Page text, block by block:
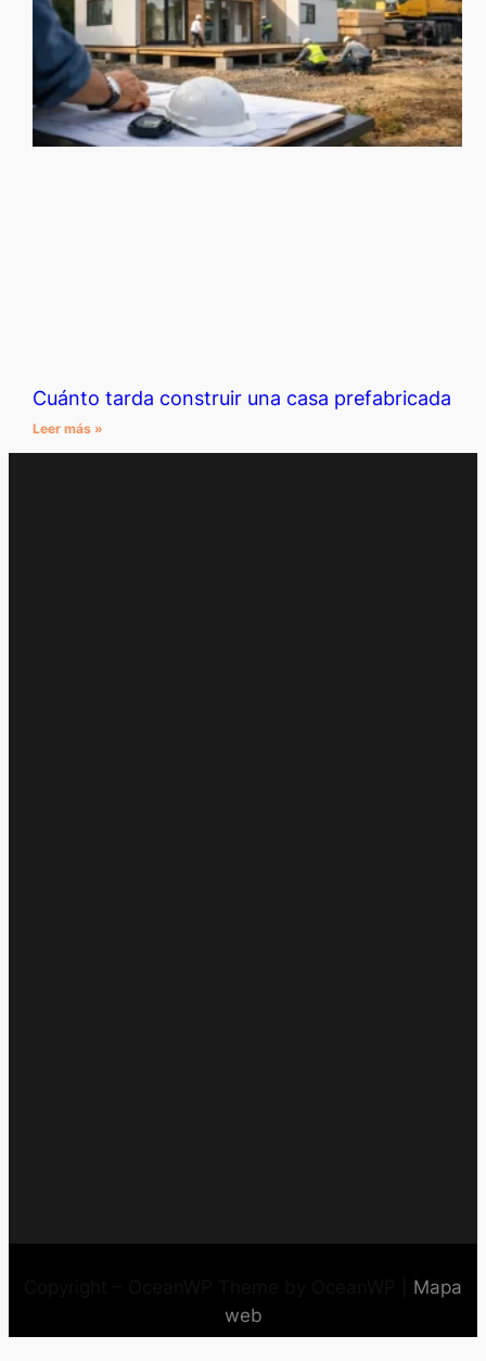
Cuánto tarda construir una casa prefabricada
Leer más »
Mapa
web